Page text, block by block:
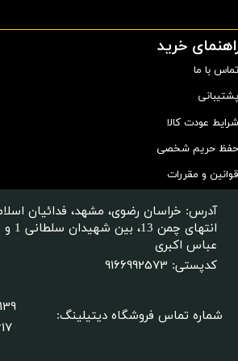
خرید
تماس با ما
پشتیبانی
شرایط عودت کالا
حفظ حریم شخصی
قوانین و مقررات
شماره تماس فروشگاه دیتیلینگ:
051-33441617
آدرس: خراسان رضوی، مشهد، فدائیان
عباس اکبری
کدپستی: 9166992573